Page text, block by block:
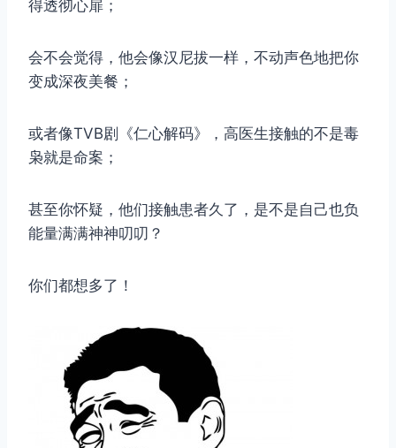
得透彻心扉；
会不会觉得，他会像汉尼拔一样，不动声色地把你
变成深夜美餐；
或者像TVB剧《仁心解码》，高医生接触的不是毒
枭就是命案；
甚至你怀疑，他们接触患者久了，是不是自己也负
能量满满神神叨叨？
你们都想多了！